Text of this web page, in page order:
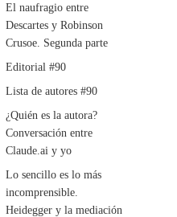
El naufragio entre
Descartes y Robinson
Crusoe. Segunda parte
Editorial #90
Lista de autores #90
¿Quién es la autora?
Conversación entre
Claude.ai y yo
Lo sencillo es lo más
incomprensible.
Heidegger y la mediación